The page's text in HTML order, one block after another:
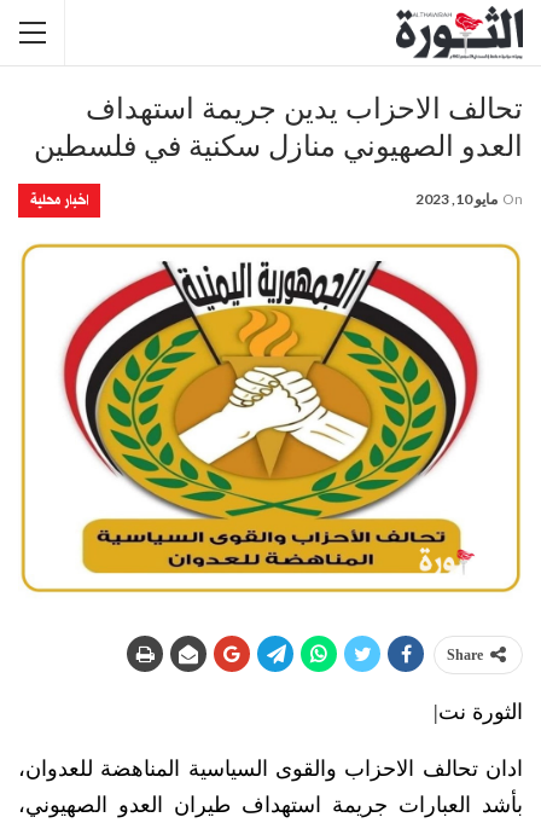
تحالف الاحزاب يدين جريمة استهداف
العدو الصهيوني منازل سكنية في فلسطين
اخبار محلية On مايو 10, 2023
Share
الثورة نت|
ادان تحالف الاحزاب والقوى السياسية المناهضة للعدوان،
بأشد العبارات جريمة استهداف طيران العدو الصهيوني،